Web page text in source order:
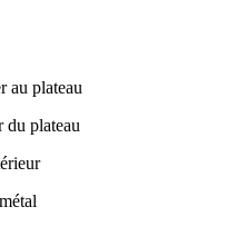
au plateau
du plateau